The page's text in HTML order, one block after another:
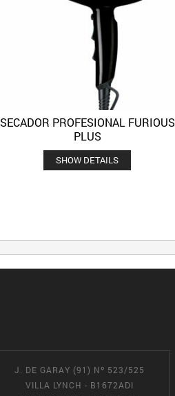
Añadir a la lista de deseos Quick View
SECADOR PROFESIONAL FURIOUS
PLUS
SHOW DETAILS
J. DE GARAY (91) Nº 523/525
VILLA LYNCH - B1672ADI